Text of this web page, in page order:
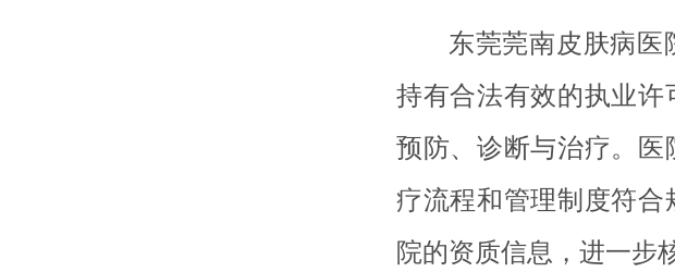
东莞莞南皮肤病医
持有合法有效的执业
预防、诊断与治疗。
疗流程和管理制度符
院的资质信息，进一步